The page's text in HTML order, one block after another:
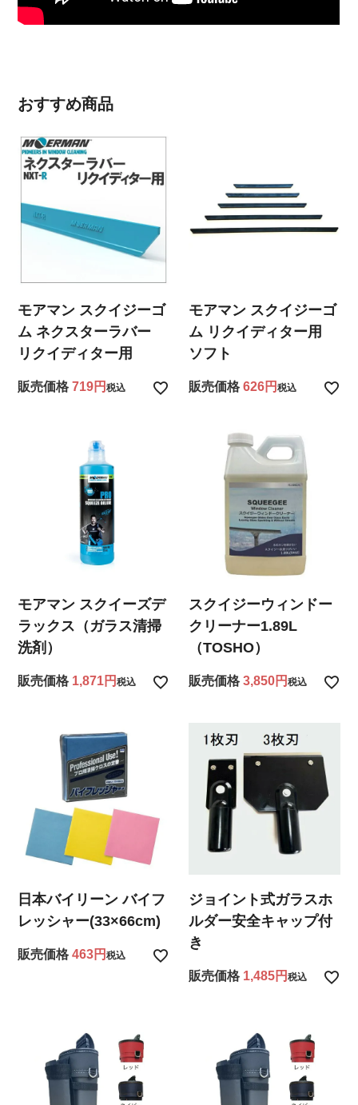
おすすめ商品
モアマン スクイジーゴ
ム ネクスターラバー
リクイディター用
販売価格 719 税込
モアマン スクイジーゴ
ム リクイディター用
ソフト
販売価格 626 税込
モアマン スクイーズデ
ラックス（ガラス清掃
洗剤）
販売価格 1,871 税込
スクイジーウィンドー
クリーナー1.89L
（TOSHO）
販売価格 3,850 税込
日本バイリーン バイフ
レッシャー(33×66cm)
販売価格 463 税込
ジョイント式ガラスホ
ルダー安全キャップ付
き
販売価格 1,485 税込